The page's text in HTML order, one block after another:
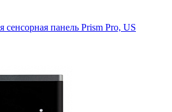
панель Prism Pro, US